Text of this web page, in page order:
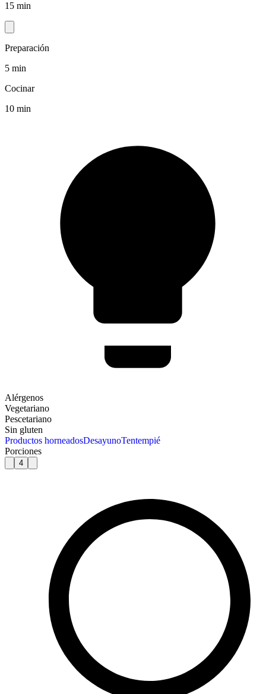
15 min
Preparación
5 min
Cocinar
10 min
Alérgenos
Vegetariano
Pescetariano
Sin gluten
Productos horneadosDesayunoTentempié
Porciones
4